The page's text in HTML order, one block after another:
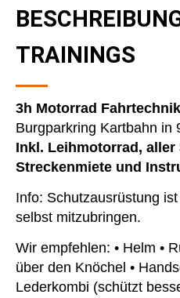
TRAININGS
3h Motorrad
Burgparkring Kartbahn in
Inkl. Leihmotorrad, aller
Streckenmiete und
Info: Schutzausrüstung
selbst mitzubringen.
Wir empfehlen: • Helm •
über den Knöchel •
Lederkombi (schützt